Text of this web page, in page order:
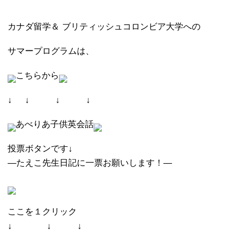
カナダ留学＆ ブリティッシュコロンビア大学への
サマープログラムは、
こちらから
↓ ↓ ↓ ↓
あべりあ子供英会話
投票ボタンです↓
―たえこ先生日記に一票お願いします！―
ここを１クリック
↓ ↓ ↓